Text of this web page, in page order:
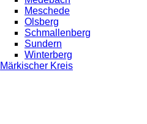
Meschede
Olsberg
Schmallenberg
Sundern
Winterberg
Märkischer Kreis